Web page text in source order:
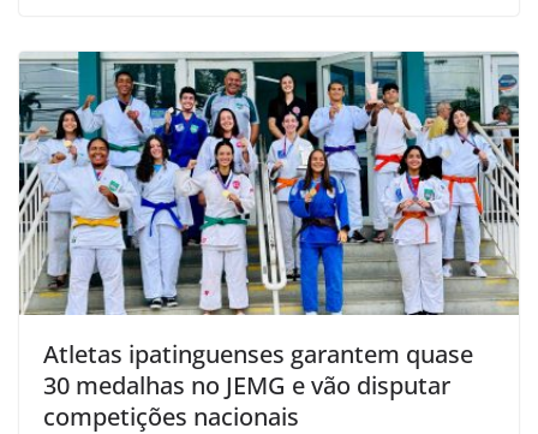
Atletas ipatinguenses garantem quase
30 medalhas no JEMG e vão disputar
competições nacionais